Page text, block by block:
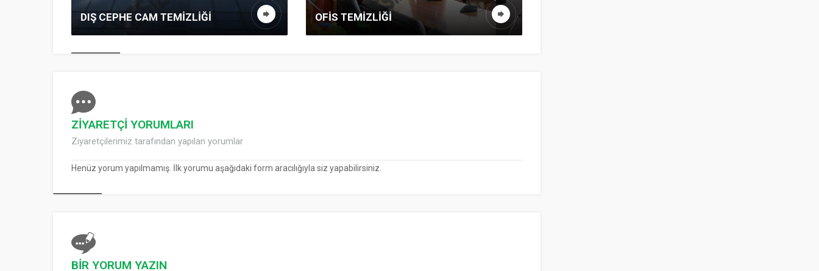
DIŞ CEPHE CAM TEMIZLIĞI OFIS TEMIZLIĞI
ZİYARETÇİ YORUMLARI
Ziyaretçilerimiz tarafından yapılan yorumlar
Henüz yorum yapılmamış. İlk yorumu aşağıdaki form aracılığıyla siz yapabilirsiniz.
BİR YORUM YAZIN